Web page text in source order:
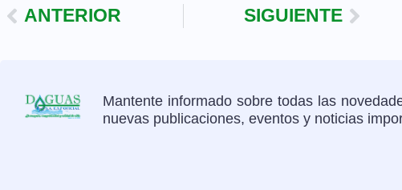
ANTERIOR SIGUIENTE
Mantente informado sobre todas las
nuevas publicaciones, eventos y noticias